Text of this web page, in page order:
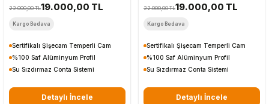
22.000,00 TL19.000,00 TL
Kargo Bedava
Sertifikalı Şişecam Temperli Cam
%100 Saf Alüminyum Profil
Su Sızdırmaz Conta Sistemi
Detaylı İncele
22.000,00 TL19.000,00 TL
Kargo Bedava
Sertifikalı Şişecam Temperli Cam
%100 Saf Alüminyum Profil
Su Sızdırmaz Conta Sistemi
Detaylı İncele